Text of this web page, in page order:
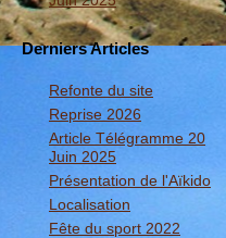
Derniers Articles
Refonte du site
Reprise 2026
Article Télégramme 20
Juin 2025
Présentation de l'Aïkido
Localisation
Fête du sport 2022